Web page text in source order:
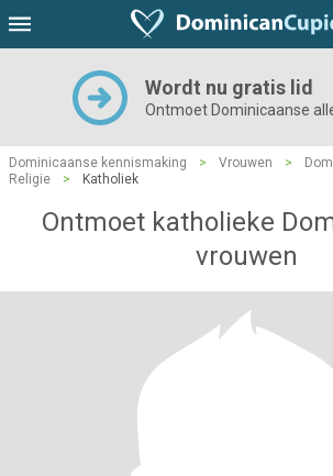
Wordt nu gratis lid
Ontmoet Dominicaanse
Dominicaanse kennismaking > Vrouwen >
Religie
> Katholiek
Ontmoet katholieke
vrouwen